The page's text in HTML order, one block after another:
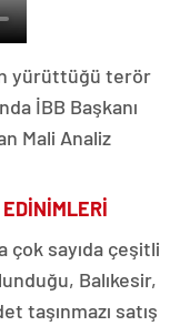
yürüttüğü terör
İBB Başkanı
Mali Analiz
çok sayıda çeşitli
Balıkesir,
taşınmazı satış